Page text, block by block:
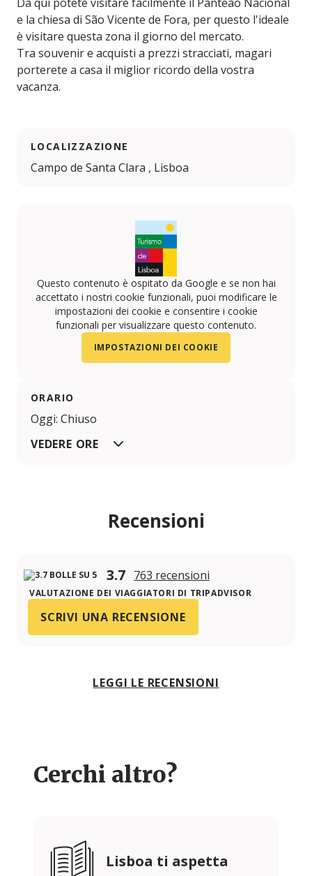
e la chiesa di São Vicente de Fora, per questo l'ideale
è visitare questa zona il giorno del mercato.
Tra souvenir e acquisti a prezzi stracciati, magari
porterete a casa il miglior ricordo della vostra
vacanza.
LOCALIZZAZIONE
Campo de Santa Clara , Lisboa
Questo contenuto è ospitato da Google e se non hai
accettato i nostri cookie funzionali, puoi modificare le
impostazioni dei cookie e consentire i cookie
funzionali per visualizzare questo contenuto.
IMPOSTAZIONI DEI COOKIE
ORARIO
Oggi: Chiuso
VEDERE ORE
Recensioni
3.7 763 recensioni
VALUTAZIONE DEI VIAGGIATORI DI TRIPADVISOR
SCRIVI UNA RECENSIONE
LEGGI LE RECENSIONI
Cerchi altro?
Lisboa ti aspetta